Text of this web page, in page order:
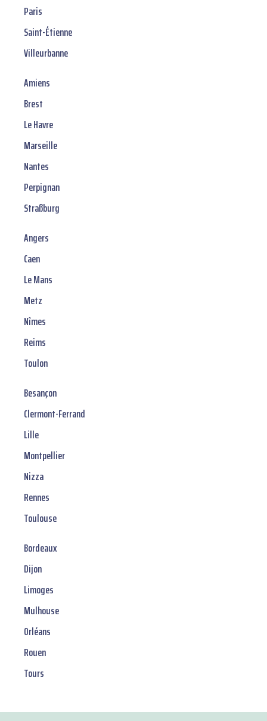
Paris
Saint-Étienne
Villeurbanne
Amiens
Brest
Le Havre
Marseille
Nantes
Perpignan
Straßburg
Angers
Caen
Le Mans
Metz
Nîmes
Reims
Toulon
Besançon
Clermont-Ferrand
Lille
Montpellier
Nizza
Rennes
Toulouse
Bordeaux
Dijon
Limoges
Mulhouse
Orléans
Rouen
Tours